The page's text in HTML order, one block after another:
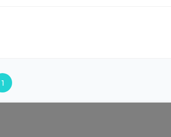
1